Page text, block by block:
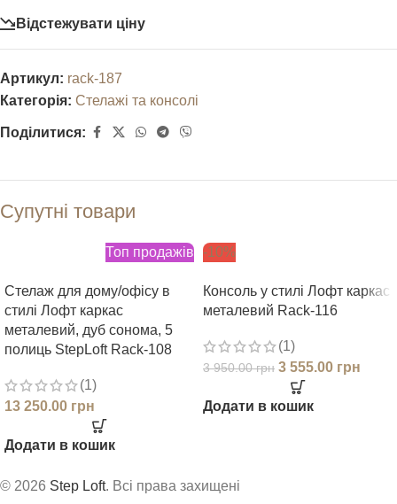
Відстежувати ціну
Артикул: rack-187
Категорія: Стелажі та консолі
Поділитися:
Супутні товари
Топ продажів
Стелаж для дому/офісу в
стилі Лофт каркас
металевий, дуб сонома, 5
полиць StepLoft Rack-108
(1)
13 250.00 грн
Додати в кошик
-10%
Консоль у стилі Лофт каркас
металевий Rack-116
(1)
3 950.00грн 3 555.00 грн
Додати в кошик
© 2026 Step Loft. Всі права захищені